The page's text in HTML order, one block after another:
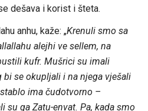
dešava i korist i šteta.
anhu, kaže: „Krenuli smo sa
alejhi ve sellem, na
kufr. Mušrici su imali
se okupljali i na njega vješali
ima čudotvorno –
su ga Zatu-envat. Pa, kada smo